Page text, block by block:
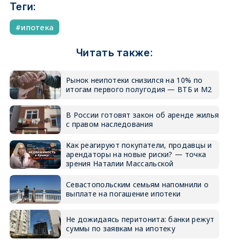
Теги:
ипотека
Читать также:
Рынок неипотеки снизился на 10% по
итогам первого полугодия — ВТБ и М2
В России готовят закон об аренде жилья
с правом наследования
Как реагируют покупатели, продавцы и
арендаторы на новые риски? — точка
зрения Наталии Массальской
Севастопольским семьям напомнили о
выплате на погашение ипотеки
Не дожидаясь перитонита: банки режут
суммы по заявкам на ипотеку